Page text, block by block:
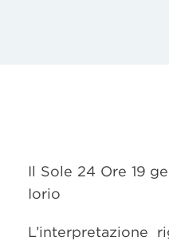
Il Sole 24 Ore 19
Iorio
L’interpretazione